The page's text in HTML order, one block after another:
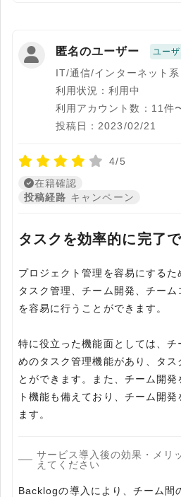
匿名のユーザー ユーザ
IT/通信/インターネット系
利用状況：利用中
利用アカウント数：11件
投稿日：2023/02/21
4/5
在籍確認
投稿経路 キャンペーン
タスクを効率的に完了
プロジェクト管理を容易にするた
タスク管理、チーム開発、チー
を容易に行うことができます。
特に役立った機能面としては、
めのタスク管理機能があり、タス
とができます。また、チーム開
ト機能も備えており、チーム開
ます。
サービス導入後の効果・メリ
えてください
Backlogの導入により、チーム間